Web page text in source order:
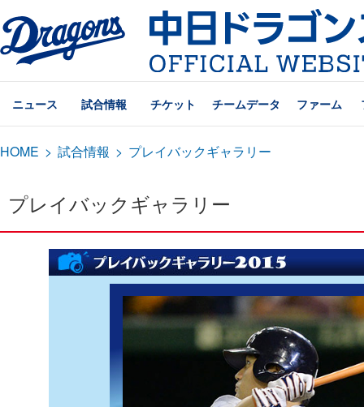
ニュース 試合情報 チケット チームデータ ファーム
HOME > 試合情報 > プレイバックギャラリー
プレイバックギャラリー